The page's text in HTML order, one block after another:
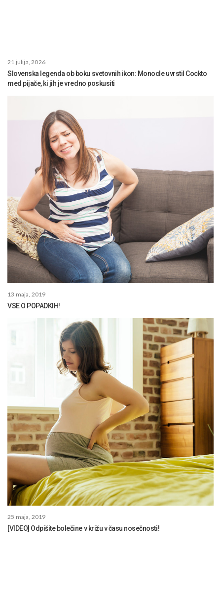
21 julija, 2026
Slovenska legenda ob boku svetovnih ikon: Monocle uvrstil Cockto
med pijače, ki jih je vredno poskusiti
13 maja, 2019
VSE O POPADKIH!
25 maja, 2019
[VIDEO] Odpišite bolečine v križu v času nosečnosti!